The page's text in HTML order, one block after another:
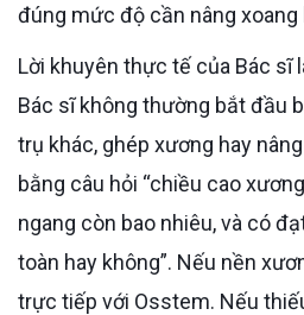
đúng mức độ cần nâng xoang
Lời khuyên thực tế của Bác sĩ là: với hàm trên sau,
Bác sĩ không thường bắt đầu
trụ khác, ghép xương hay
bằng câu hỏi “chiều cao
ngang còn bao nhiêu, và có
toàn hay không”. Nếu nền
trực tiếp với Osstem. Nếu